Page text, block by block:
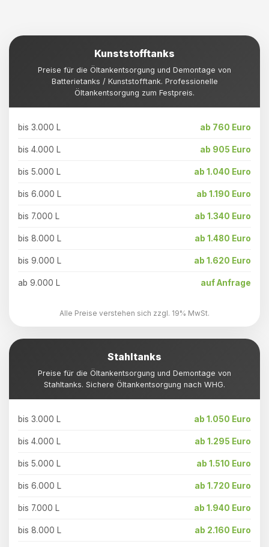
Kunststofftanks
Preise für die Öltankentsorgung und Demontage von
Batterietanks / Kunststofftank. Professionelle
Öltankentsorgung zum Festpreis.
bis 3.000 L ab 760 Euro
bis 4.000 L ab 905 Euro
bis 5.000 L ab 1.040 Euro
bis 6.000 L ab 1.190 Euro
bis 7.000 L ab 1.340 Euro
bis 8.000 L ab 1.480 Euro
bis 9.000 L ab 1.620 Euro
ab 9.000 L auf Anfrage
Alle Preise verstehen sich zzgl. 19% MwSt.
Stahltanks
Preise für die Öltankentsorgung und Demontage von
Stahltanks. Sichere Öltankentsorgung nach WHG.
bis 3.000 L ab 1.050 Euro
bis 4.000 L ab 1.295 Euro
bis 5.000 L ab 1.510 Euro
bis 6.000 L ab 1.720 Euro
bis 7.000 L ab 1.940 Euro
bis 8.000 L ab 2.160 Euro